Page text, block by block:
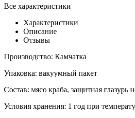
Все характеристики
Характеристики
Описание
Отзывы
Производство: Камчатка
Упаковка: вакуумный пакет
Состав: мясо краба, защитная глазурь
Условия хранения: 1 год при